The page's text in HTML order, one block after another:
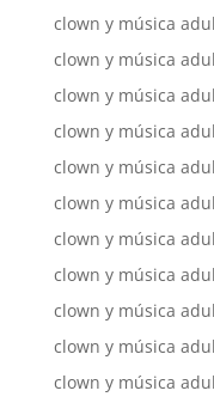
clown y música
clown y música
clown y música
clown y música
clown y música
clown y música
clown y música
clown y música
clown y música
clown y música
clown y música